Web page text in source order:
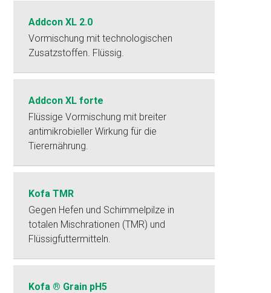
Addcon XL 2.0
Vormischung mit technologischen
Zusatzstoffen. Flüssig.
Addcon XL forte
Flüssige Vormischung mit breiter
antimikrobieller Wirkung für die
Tierernährung.
Kofa TMR
Gegen Hefen und Schimmelpilze in
totalen Mischrationen (TMR) und
Flüssigfuttermitteln.
Kofa ® Grain pH5